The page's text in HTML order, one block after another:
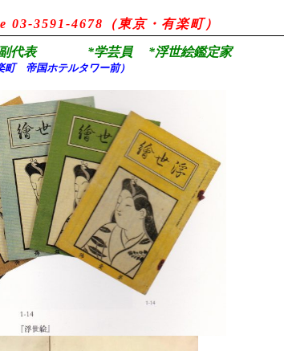
03-3591-4678（東京・有楽町）
副代表 *学芸員 *浮世絵鑑定家
町 帝国ホテルタワー前）